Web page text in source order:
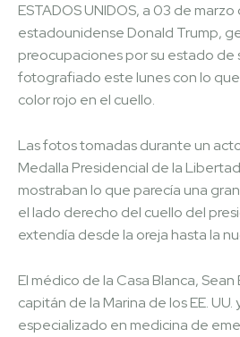
ESTADOS UNIDOS, a 03 de
estadounidense Donald Trump,
preocupaciones por su estado de
fotografiado este lunes con lo
color rojo en el cuello.
Las fotos tomadas durante un
Medalla Presidencial de la
mostraban lo que parecía una
el lado derecho del cuello del
extendía desde la oreja hasta la
El médico de la Casa Blanca,
capitán de la Marina de los EE.
especializado en medicina de